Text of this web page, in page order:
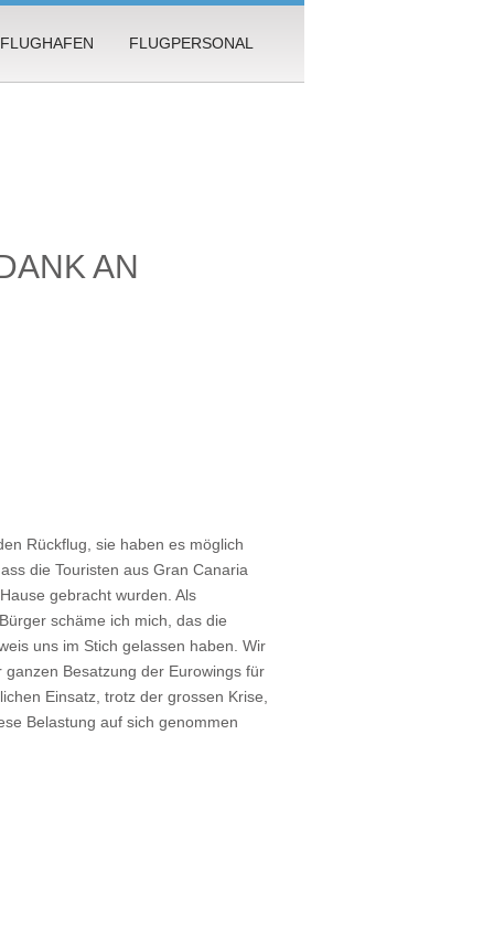
FLUGHAFEN FLUGPERSONAL
AN
Rückflug, sie haben es möglich
die Touristen aus Gran Canaria
gebracht wurden. Als
schäme ich mich, das die
uns im Stich gelassen haben. Wir
ganzen Besatzung der Eurowings für
Einsatz, trotz der grossen Krise,
Belastung auf sich genommen